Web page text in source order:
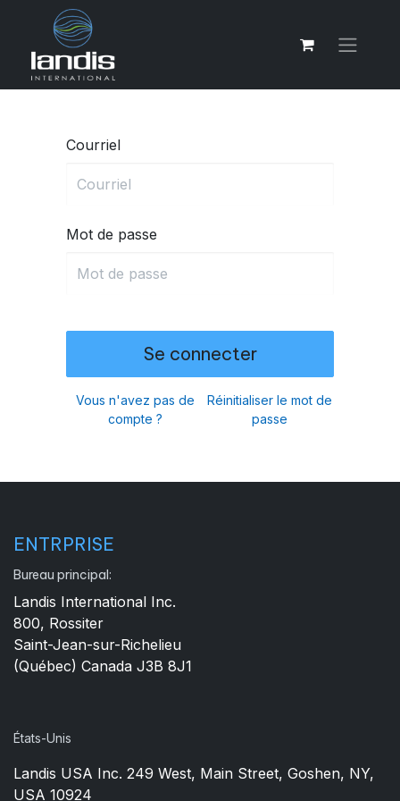
Courriel
Mot de passe
Se connecter
Vous n'avez pas de
compte ?
Réinitialiser le mot de
passe
ENTRPRISE
Bureau principal:
Landis International Inc.
800, Rossiter
Saint-Jean-sur-Richelieu
(Québec) Canada J3B 8J1
États-Unis
Landis USA Inc. 249 West, Main Street, Goshen, NY,
USA 10924